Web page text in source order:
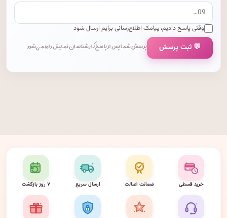
وقتی پاسخ دادیم، پیامک اطلاع‌رسانی برایم ارسال شود
💬 ثبت پرسش پرسش شما پس از پاسخ کارشناسان نمایش داده می‌شود.
خرید قسطی ضمانت اصالت ارسال سریع ۷ روز بازگشت